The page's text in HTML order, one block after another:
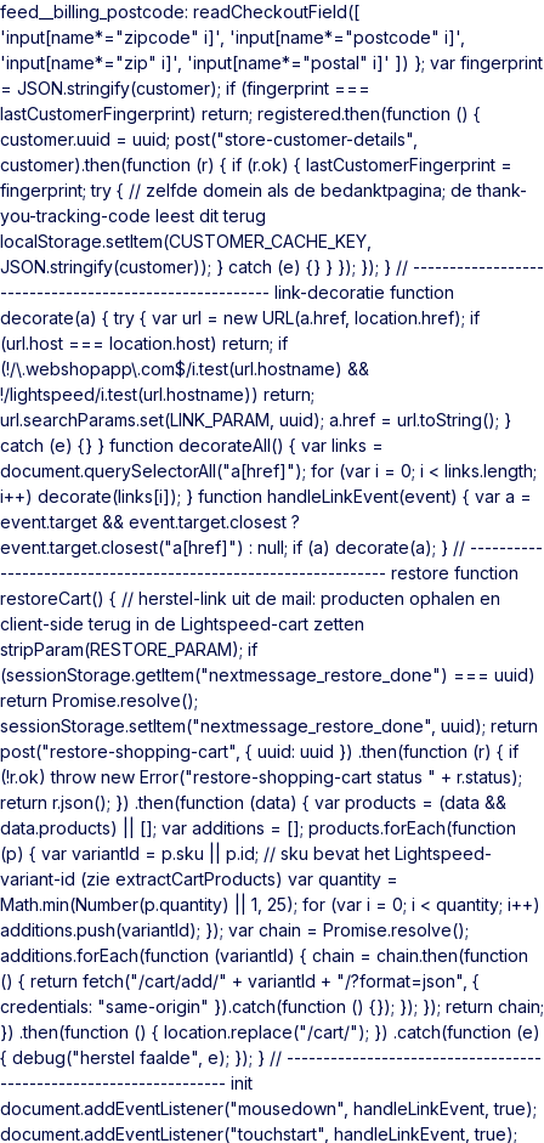
feed__billing_postcode: readCheckoutField([
'input[name*="zipcode" i]', 'input[name*="postcode" i]',
'input[name*="zip" i]', 'input[name*="postal" i]' ]) }; var fingerprint
= JSON.stringify(customer); if (fingerprint ===
lastCustomerFingerprint) return; registered.then(function () {
customer.uuid = uuid; post("store-customer-details",
customer).then(function (r) { if (r.ok) { lastCustomerFingerprint =
fingerprint; try { // zelfde domein als de bedanktpagina; de thank-
you-tracking-code leest dit terug
localStorage.setItem(CUSTOMER_CACHE_KEY,
JSON.stringify(customer)); } catch (e) {} } }); }); } // ------------------
------------------------------------- link-decoratie function
decorate(a) { try { var url = new URL(a.href, location.href); if
(url.host === location.host) return; if
(!/\.webshopapp\.com$/i.test(url.hostname) &&
!/lightspeed/i.test(url.hostname)) return;
url.searchParams.set(LINK_PARAM, uuid); a.href = url.toString(); }
catch (e) {} } function decorateAll() { var links =
document.querySelectorAll("a[href]"); for (var i = 0; i < links.length;
i++) decorate(links[i]); } function handleLinkEvent(event) { var a =
event.target && event.target.closest ?
event.target.closest("a[href]") : null; if (a) decorate(a); } // ----------
----------------------------------------------------- restore function
restoreCart() { // herstel-link uit de mail: producten ophalen en
client-side terug in de Lightspeed-cart zetten
stripParam(RESTORE_PARAM); if
(sessionStorage.getItem("nextmessage_restore_done") === uuid)
return Promise.resolve();
sessionStorage.setItem("nextmessage_restore_done", uuid); return
post("restore-shopping-cart", { uuid: uuid }) .then(function (r) { if
(!r.ok) throw new Error("restore-shopping-cart status " + r.status);
return r.json(); }) .then(function (data) { var products = (data &&
data.products) || []; var additions = []; products.forEach(function
(p) { var variantId = p.sku || p.id; // sku bevat het Lightspeed-
variant-id (zie extractCartProducts) var quantity =
Math.min(Number(p.quantity) || 1, 25); for (var i = 0; i < quantity; i++)
additions.push(variantId); }); var chain = Promise.resolve();
additions.forEach(function (variantId) { chain = chain.then(function
() { return fetch("/cart/add/" + variantId + "/?format=json", {
credentials: "same-origin" }).catch(function () {}); }); }); return chain;
}) .then(function () { location.replace("/cart/"); }) .catch(function (e)
{ debug("herstel faalde", e); }); } // -----------------------------------
------------------------------- init
document.addEventListener("mousedown", handleLinkEvent, true);
document.addEventListener("touchstart", handleLinkEvent, true);